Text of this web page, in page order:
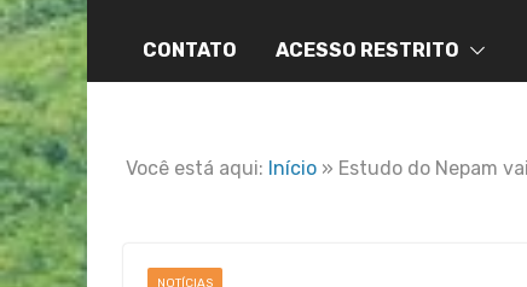
CONTATO ACESSO RESTRITO
Você está aqui: Início » Estudo do Nepam
NOTÍCIAS